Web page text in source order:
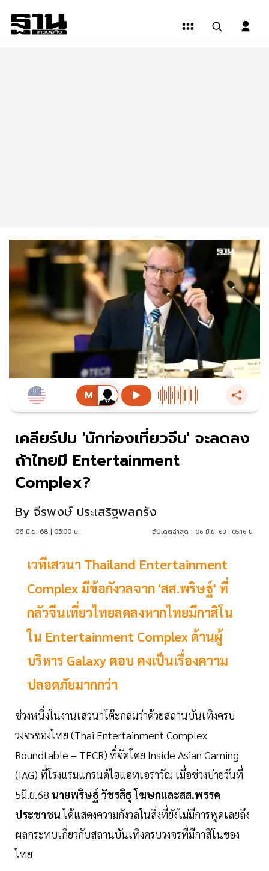
เคลียร์ปม 'นักท่องเที่ยวจีน' จะลดลง
ถ้าไทยมี Entertainment
Complex?
By จีรพงษ์ ประเสริฐพลกรัง
06 มิ.ย. 68 | 05:00 น. อัปเดตล่าสุด : 06 มิ.ย. 68 | 05:16 น.
เวทีเสวนา Thailand Entertainment
Complex มีข้อกังวลจาก 'สส.พริษฐ์' ที่
กลัวจีนเที่ยวไทยลดลงหากไทยมีกาสิโน
ใน Entertainment Complex ด้านผู้
บริหาร Galaxy ตอบ คงเป็นเรื่องความ
ปลอดภัยมากกว่า
ช่วงหนึ่งในงานเสวนาโต๊ะกลมว่าด้วยสถานบันเทิงครบ
วงจรของไทย (Thai Entertainment Complex
Roundtable – TECR) ที่จัดโดย Inside Asian Gaming
(IAG) ที่โรงแรมแกรนด์ไฮแอทเอราวัณ เมื่อช่วงบ่ายวันที่
5มิ.ย.68 นายพริษฐ์ วัชรสิธุ โฆษกและสส.พรรค
ประชาชนได้แสดงความกังวลในสิ่งที่ยังไม่มีการพูดเลยถึง
ผลกระทบเกี่ยวกับสถานบันเทิงครบวงจรที่มีกาสิโนของ
ไทย